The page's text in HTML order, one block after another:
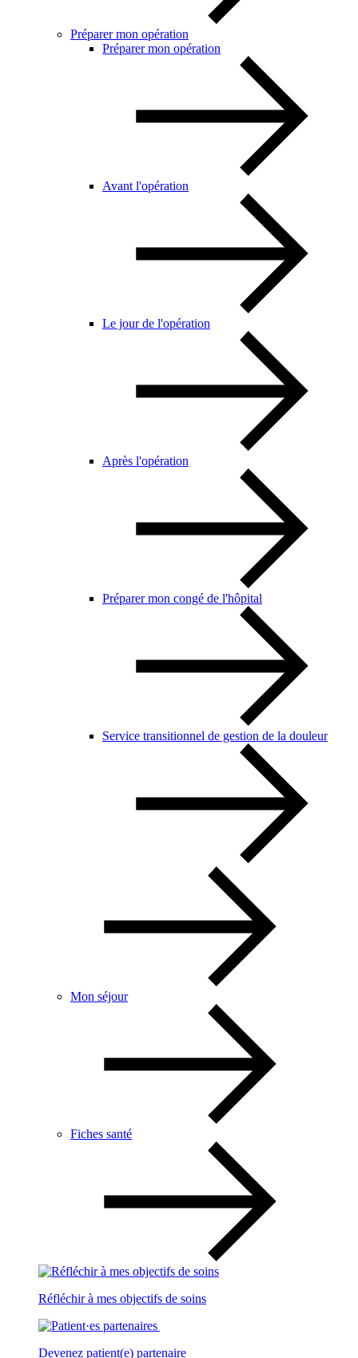
Préparer mon opération
Préparer mon opération
Avant l'opération
Le jour de l'opération
Après l'opération
Préparer mon congé de l'hôpital
Service transitionnel de gestion de la douleur
Mon séjour
Fiches santé
Réfléchir à mes objectifs de soins
Devenez patient(e) partenaire